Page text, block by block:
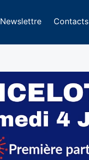
Newslettre Contacts